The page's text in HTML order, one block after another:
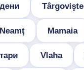
Târgovişte
Mamaia
Vlaha